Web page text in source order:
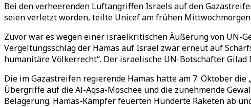
Bei den verheerenden Luftangriffen Israels auf den
seien verletzt worden, teilte Unicef am frühen
Zuvor war es wegen einer israelkritischen Äußerung von UN-
Vergeltungsschlag der Hamas auf Israel zwar erneut auf
humanitäre Völkerrecht“. Der israelische UN-Botschafter
Die im Gazastreifen regierende Hamas hatte am 7. Oktober
Übergriffe auf die Al-Aqsa-Moschee und die zunehmende
Belagerung. Hamas-Kämpfer feuerten Hunderte Raketen ab